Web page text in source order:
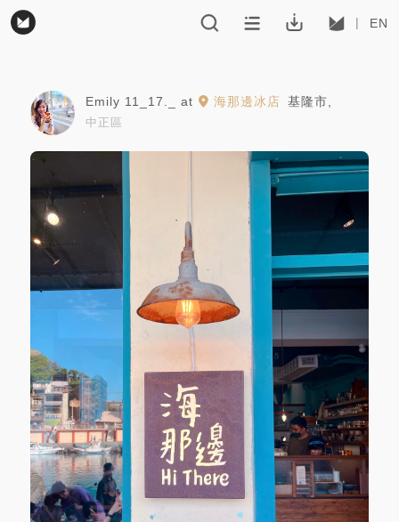
EN
Emily 11_17._ at 海那邊冰店 基隆市
中正區